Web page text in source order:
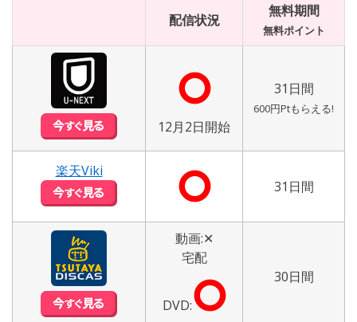
配信状況
無料期間
無料ポイント
⭘
12月2日開始
31日間
600円Ptもらえる!
楽天Viki ⭘ 31日間
動画:✕
宅配
DVD:⭘ 30日間